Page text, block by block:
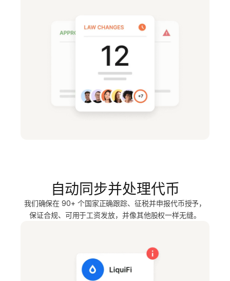
自动同步并处理代币
我们确保在 90+ 个国家正确跟踪、征税并申报代币授予，
保证合规、可用于工资发放，并像其他股权一样无缝。